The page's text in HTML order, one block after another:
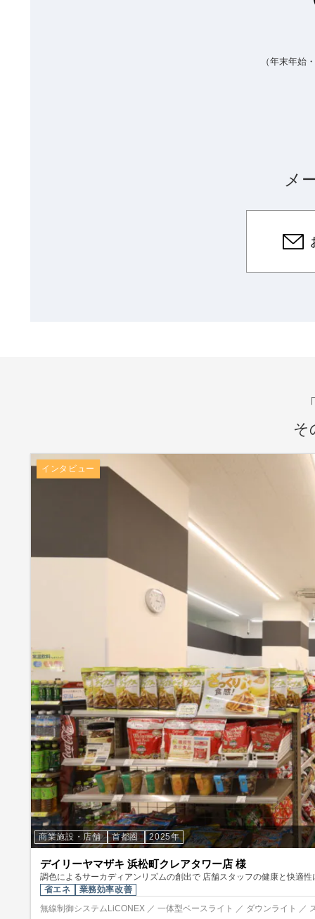
（年末年始
メ
そ
インタビュー
商業施設・店舗 首都圏 2025年
デイリーヤマザキ 浜松町クレアタワー店 様
調色によるサーカディアンリズムの創出で 店舗スタッフの健康と快適
省エネ
業務効率改善
無線制御システムLiCONEX ／ 一体型ベースライト ／ ダウンライト ／